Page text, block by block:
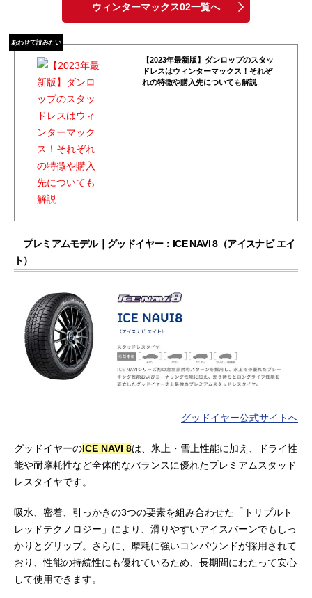
ウィンターマックス02一覧へ
あわせて読みたい
【2023年最新版】ダンロップのスタッ
ドレスはウィンターマックス！それぞ
れの特徴や購入先についても解説
プレミアムモデル｜グッドイヤー：ICE NAVI 8（アイスナビ エイ
ト）
グッドイヤー公式サイトへ
グッドイヤーのICE NAVI 8は、氷上・雪上性能に加え、ドライ性
能や耐摩耗性など全体的なバランスに優れたプレミアムスタッド
レスタイヤです。
吸水、密着、引っかきの3つの要素を組み合わせた「トリプルト
レッドテクノロジー」により、滑りやすいアイスバーンでもしっ
かりとグリップ。さらに、摩耗に強いコンパウンドが採用されて
おり、性能の持続性にも優れているため、長期間にわたって安心
して使用できます。